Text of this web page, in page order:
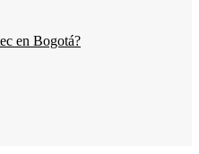
en Bogotá?